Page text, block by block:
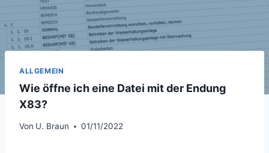
ALLGEMEIN
Wie öffne ich eine Datei mit der Endung
X83?
Von U. Braun 01/11/2022